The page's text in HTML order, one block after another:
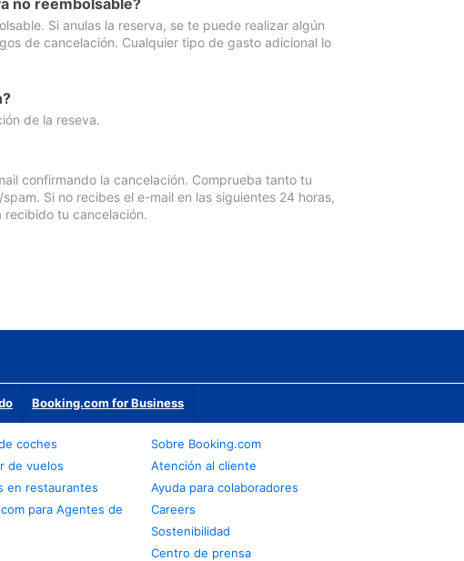
no reembolsable?
Si anulas la reserva, se te puede realizar algún
de cancelación. Cualquier tipo de gasto adicional lo
de la reseva.
confirmando la cancelación. Comprueba tanto tu
Si no recibes el e-mail en las siguientes 24 horas,
recibido tu cancelación.
Booking.com for Business
coches
de vuelos
en restaurantes
para Agentes de
Sobre Booking.com
Atención al cliente
Ayuda para colaboradores
Careers
Sostenibilidad
Centro de prensa